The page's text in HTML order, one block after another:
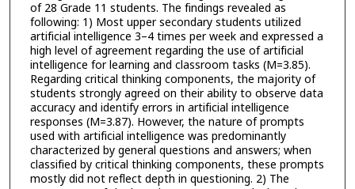
of 28 Grade 11 students. The findings revealed as
following: 1) Most upper secondary students utilized
artificial intelligence 3–4 times per week and expressed a
high level of agreement regarding the use of artificial
intelligence for learning and classroom tasks (M=3.85).
Regarding critical thinking components, the majority of
students strongly agreed on their ability to observe data
accuracy and identify errors in artificial intelligence
responses (M=3.87). However, the nature of prompts
used with artificial intelligence was predominantly
characterized by general questions and answers; when
classified by critical thinking components, these prompts
mostly did not reflect depth in questioning. 2) The